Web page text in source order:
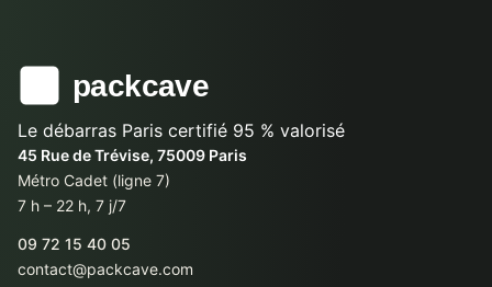
Le débarras Paris certifié 95 % valorisé
45 Rue de Trévise, 75009 Paris
Métro Cadet (ligne 7)
7 h – 22 h, 7 j/7
09 72 15 40 05
contact@packcave.com